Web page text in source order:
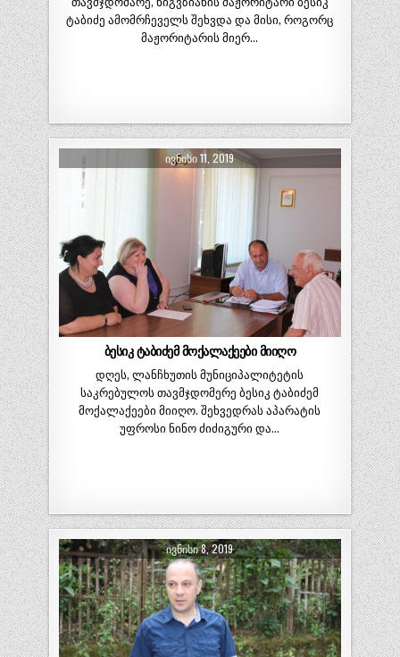
ტაბიძე ამომრჩეველს შეხვდა და მისი, როგორც
მაჟორიტარის მიერ…
ᲘᲕᲜᲘᲡᲘ 11, 2019
ბესიკ ტაბიძემ მოქალაქეები მიიღო
დღეს, ლანჩხუთის მუნიციპალიტეტის
საკრებულოს თავმჯდომერე ბესიკ ტაბიძემ
მოქალაქეები მიიღო. შეხვედრას აპარატის
უფროსი ნინო ძიძიგური და…
ᲘᲕᲜᲘᲡᲘ 8, 2019